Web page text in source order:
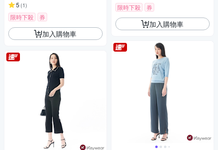
5 (1)
限時下殺 券
加入購物車
限時下殺 券
加入購物車